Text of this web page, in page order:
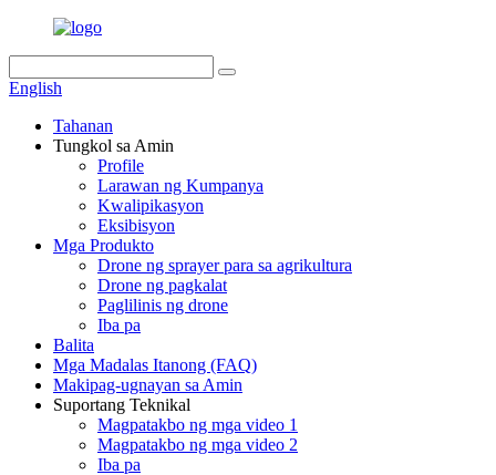
English
Tahanan
Tungkol sa Amin
Profile
Larawan ng Kumpanya
Kwalipikasyon
Eksibisyon
Mga Produkto
Drone ng sprayer para sa agrikultura
Drone ng pagkalat
Paglilinis ng drone
Iba pa
Balita
Mga Madalas Itanong (FAQ)
Makipag-ugnayan sa Amin
Suportang Teknikal
Magpatakbo ng mga video 1
Magpatakbo ng mga video 2
Iba pa